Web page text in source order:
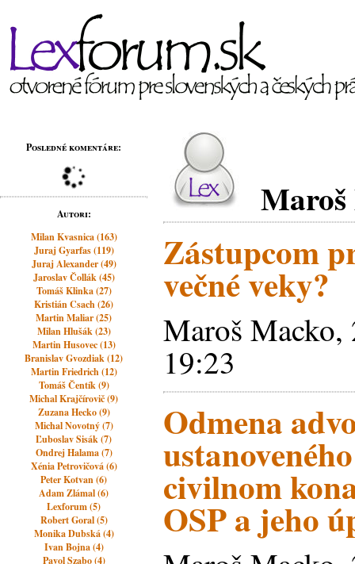
Posledné komentáre:
Autori:
Milan Kvasnica (163)
Juraj Gyarfas (119)
Juraj Alexander (49)
Jaroslav Čollák (45)
Tomáš Klinka (27)
Kristián Csach (26)
Martin Maliar (25)
Milan Hlušák (23)
Martin Husovec (13)
Branislav Gvozdiak (12)
Martin Friedrich (12)
Tomáš Čentík (9)
Michal Krajčírovič (9)
Zuzana Hecko (9)
Michal Novotný (7)
Ľuboslav Sisák (7)
Ondrej Halama (7)
Xénia Petrovičová (6)
Peter Kotvan (6)
Adam Zlámal (6)
Lexforum (5)
Robert Goral (5)
Monika Dubská (4)
Ivan Bojna (4)
Pavol Szabo (4)
Zástupcom
večné veky?
Maroš
19:23
Odmena
civilnom
OSP a jeho